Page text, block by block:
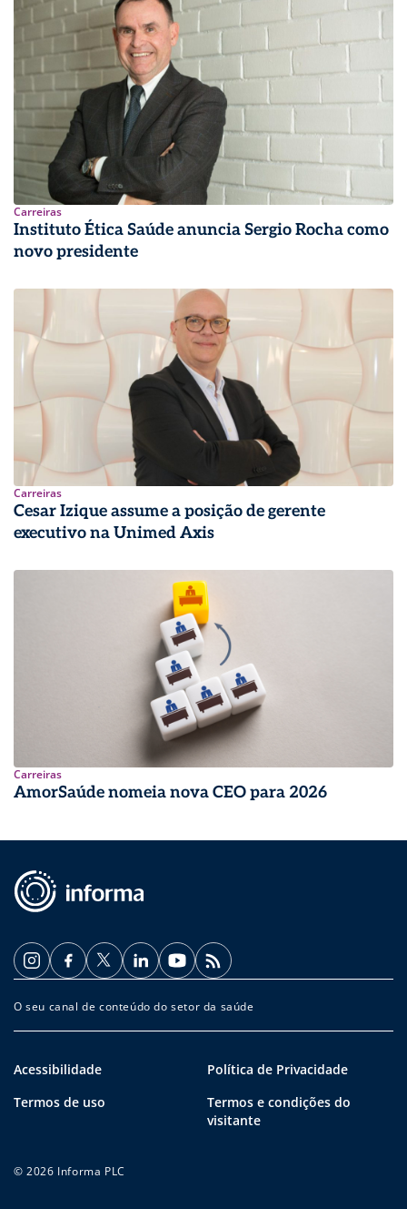
Carreiras
Instituto Ética Saúde anuncia Sergio Rocha como
novo presidente
Carreiras
Cesar Izique assume a posição de gerente
executivo na Unimed Axis
Carreiras
AmorSaúde nomeia nova CEO para 2026
O seu canal de conteúdo do setor da saúde
Acessibilidade
Política de Privacidade
Termos de uso
Termos e condições do
visitante
© 2026 Informa PLC